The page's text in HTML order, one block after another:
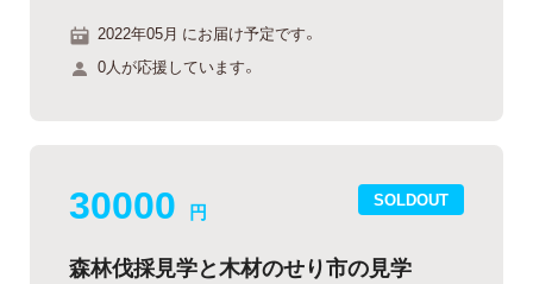
2022年05月 にお届け予定です。
0人が応援しています。
SOLDOUT
30000 円
森林伐採見学と木材のせり市の見学